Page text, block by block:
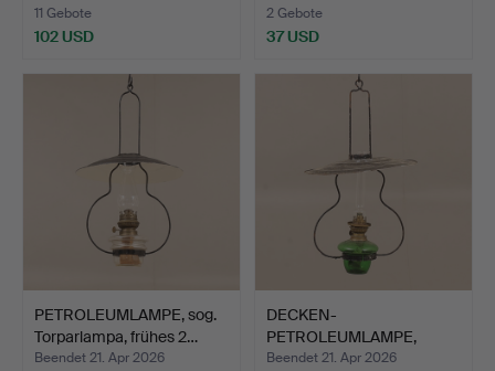
11 Gebote
102 USD
2 Gebote
37 USD
PETROLEUMLAMPE, sog.
Torparlampa, frühes 2…
Beendet 21. Apr 2026
DECKEN-
PETROLEUMLAMPE,
Metall, Glas, frühe…
Beendet 21. Apr 2026